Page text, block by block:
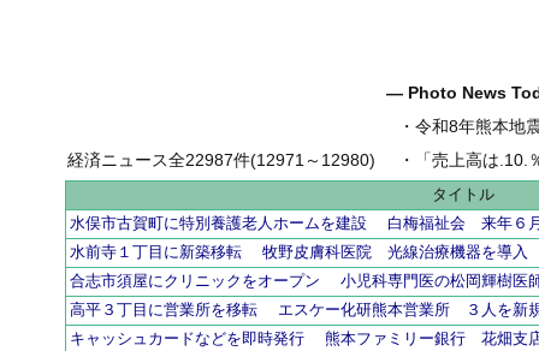
― Photo News
・令和8年熊本地
・
「売上高は.10.％増の
経済ニュース全22987件(12971～12980)
タイトル
水俣市古賀町に特別養護老人ホームを建設 白梅福祉会 来年６
水前寺１丁目に新築移転 牧野皮膚科医院 光線治療機器を導入
合志市須屋にクリニックをオープン 小児科専門医の松岡輝樹
高平３丁目に営業所を移転 エスケー化研熊本営業所 ３人を新
キャッシュカードなどを即時発行 熊本ファミリー銀行 花畑支